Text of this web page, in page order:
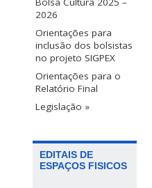
2026
Orientações para
inclusão dos bolsistas
no projeto SIGPEX
Orientações para o
Relatório Final
Legislação »
EDITAIS DE
ESPAÇOS FISICOS